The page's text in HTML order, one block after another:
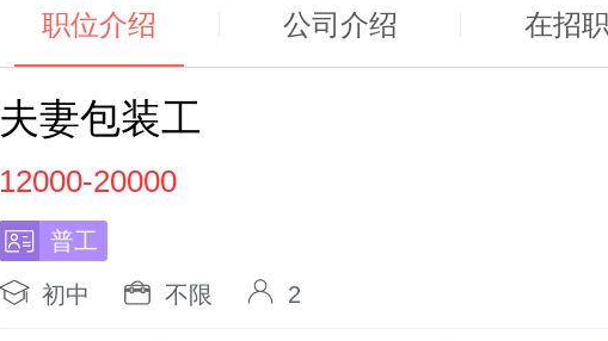
职位介绍 公司介绍 在招
夫妻包装工
12000-20000
普工
初中
不限 2